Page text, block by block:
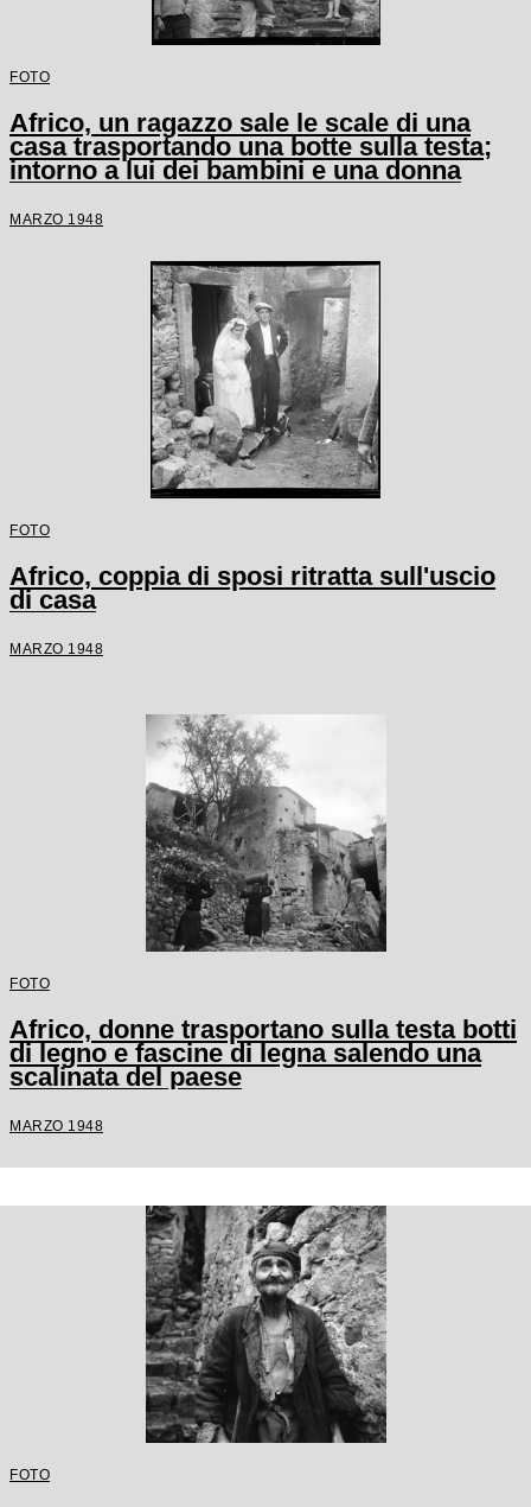
FOTO
Africo, un ragazzo sale le scale di una
casa trasportando una botte sulla testa;
intorno a lui dei bambini e una donna
MARZO 1948
FOTO
Africo, coppia di sposi ritratta sull'uscio
di casa
MARZO 1948
FOTO
Africo, donne trasportano sulla testa botti
di legno e fascine di legna salendo una
scalinata del paese
MARZO 1948
FOTO